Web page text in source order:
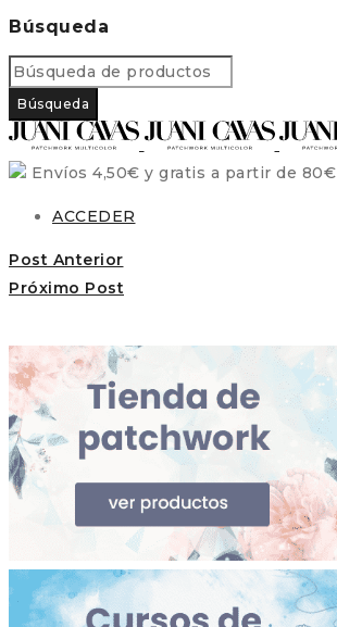
Búsqueda
Envíos 4,50€ y gratis a partir de 80€
ACCEDER
Post Anterior
Próximo Post